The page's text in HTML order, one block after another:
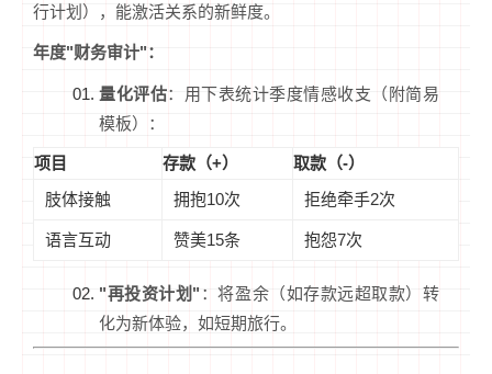
行计划），能激活关系的新鲜度。
年度"财务审计"：
量化评估：用下表统计季度情感收支（附简易
模板）：
项目 存款（+）
取款（-）
肢体接触
拥抱10次 拒绝牵手2次
语言互动 赞美15条 抱怨7次
"再投资计划" ：将盈余（如存款远超取款）转
化为新体验，如短期旅行。